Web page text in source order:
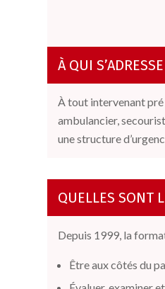
À QUI
À tout intervenant
ambulancier,
une structure
QUELLES SONT
Depuis 1999, la
Être aux côtés du